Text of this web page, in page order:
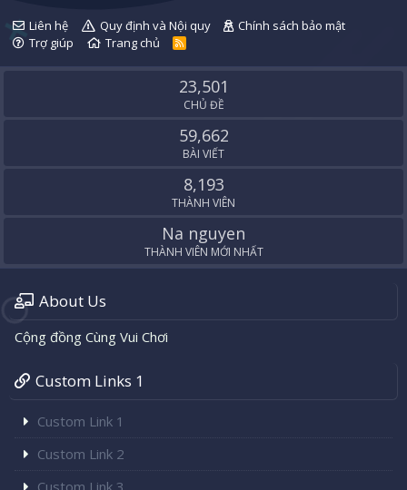
Liên hệ Quy định và Nội quy
Chính sách bảo mật
Trợ giúp
Trang chủ
R
S
23,501
CHỦ ĐỀ
59,662
BÀI VIẾT
8,193
THÀNH VIÊN
Na nguyen
THÀNH VIÊN MỚI NHẤT
About Us
Cộng đồng Cùng Vui Chơi
Custom Links 1
Custom Link 1
Custom Link 2